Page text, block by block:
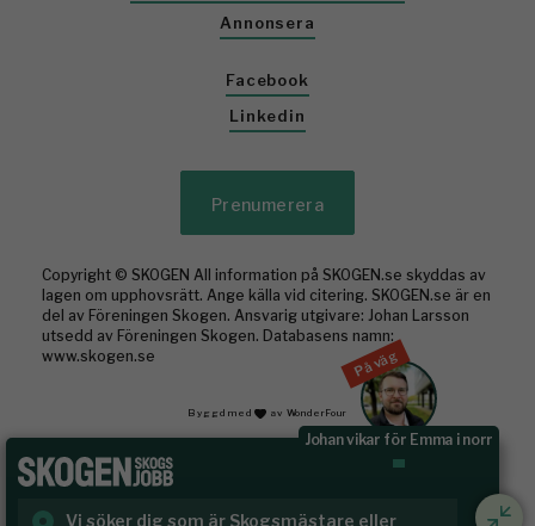
På väg
Johan vikar för Emma i norr
Rundvirke Skog söker virkesutsynare till
Annonsera
Facebook
Linkedin
Prenumerera
Copyright © SKOGEN All information på SKOGEN.se skyddas av
lagen om upphovsrätt. Ange källa vid citering. SKOGEN.se är en
del av Föreningen Skogen. Ansvarig utgivare: Johan Larsson
utsedd av Föreningen Skogen. Databasens namn:
www.skogen.se
Byggd med av WonderFour